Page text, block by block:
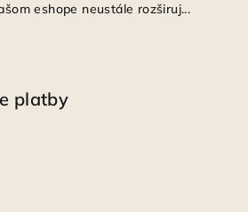
eshope neustále rozširuj...
platby